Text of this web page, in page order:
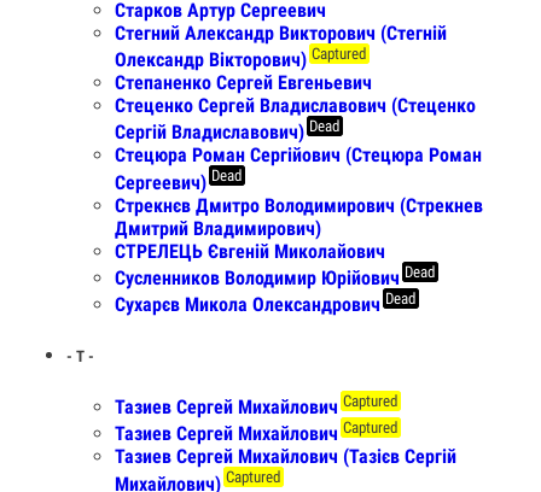
Старков Артур Сергеевич
Стегний Александр Викторович (Стегній
Олександр Вікторович) Captured
Степаненко Сергей Евгеньевич
Стеценко Сергей Владиславович (Стеценко
Сергій Владиславович) Dead
Стецюра Роман Сергійович (Стецюра Роман
Сергеевич) Dead
Стрекнєв Дмитро Володимирович (Стрекнев
Дмитрий Владимирович)
СТРЕЛЕЦЬ Євгеній Миколайович
Сусленников Володимир Юрійович Dead
Сухарєв Микола Олександрович Dead
- Т -
Тазиев Сергей Михайлович Captured
Тазиев Сергей Михайлович Captured
Тазиев Сергей Михайлович (Тазієв Сергій
Михайлович) Captured